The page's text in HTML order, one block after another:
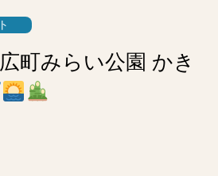
町みらい公園 かき